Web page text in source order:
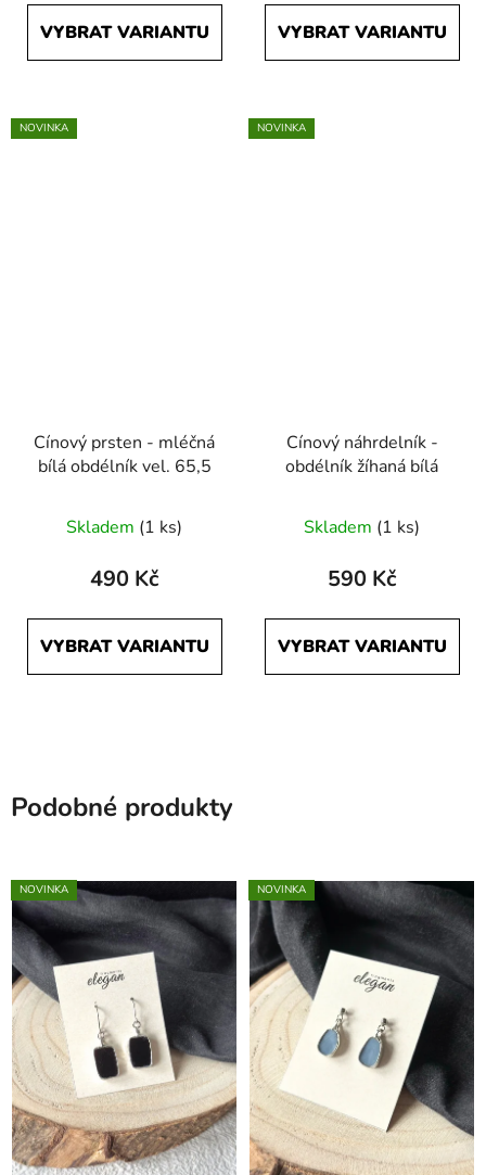
VYBRAT VARIANTU VYBRAT VARIANTU
NOVINKA
Cínový prsten - mléčná
bílá obdélník vel. 65,5
Skladem (1 ks)
490 Kč
VYBRAT VARIANTU
NOVINKA
Cínový náhrdelník -
obdélník žíhaná bílá
Skladem (1 ks)
590 Kč
VYBRAT VARIANTU
Podobné produkty
NOVINKA NOVINKA